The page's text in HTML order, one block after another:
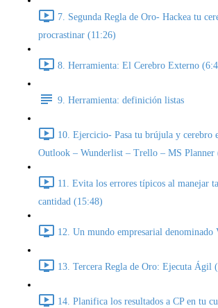
7. Segunda Regla de Oro- Hackea tu
procrastinar (11:26)
8. Herramienta: El Cerebro Externo
9. Herramienta: definición listas
10. Ejercicio- Pasa tu brújula y cerebro
Outlook – Wunderlist – Trello – MS Planner
11. Evita los errores típicos al manejar
cantidad (15:48)
12. Un mundo empresarial
13. Tercera Regla de Oro: Ejecuta Ágil
14. Planifica los resultados a CP en tu